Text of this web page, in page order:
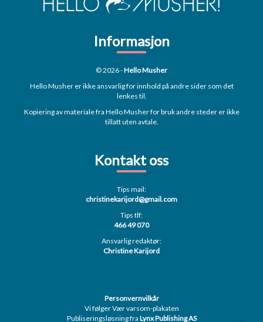
Informasjon
© 2026 -Hello Musher
Hello Musher er ikke ansvarlig for innhold på andre sider som det
lenkes til.
Kopiering av materiale fra Hello Musher for bruk andre steder er ikke
tillatt uten avtale.
Kontakt oss
Tips mail:
christinekarijord@gmail.com
Tips tlf:
466 49 070
Ansvarlig redaktør:
Christine Karijord
Personvernvilkår
Vi følger Vær varsom-plakaten
Publiseringsløsning fra Lynx Publishing AS